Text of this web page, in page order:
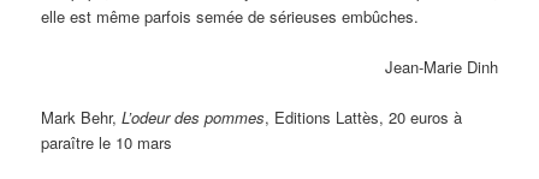
elle est même parfois semée de sérieuses embûches.
Jean-Marie Dinh
Mark Behr,L’odeur des pommes, Editions Lattès, 20 euros à
paraître le 10 mars